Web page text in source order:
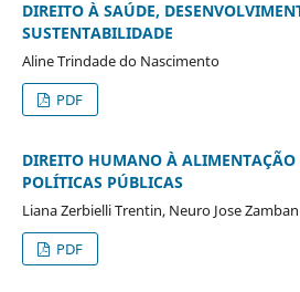
DIREITO À SAÚDE,
SUSTENTABILIDADE
Aline Trindade do Nascimento
PDF
DIREITO HUMANO À ALIMENTAÇÃO
POLÍTICAS PÚBLICAS
Liana Zerbielli Trentin, Neuro Jose Zamban
PDF